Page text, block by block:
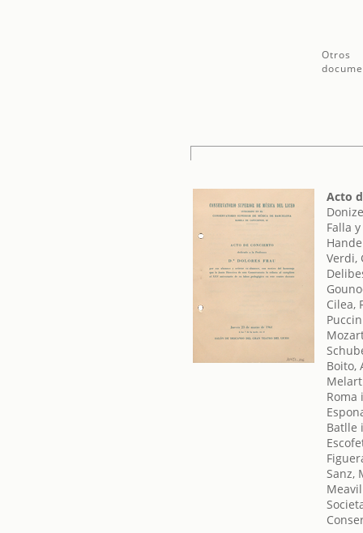
Otros
Acto
Falla
Verdi,
Cilea,
Boito,
Roma
Batlle
Sanz,